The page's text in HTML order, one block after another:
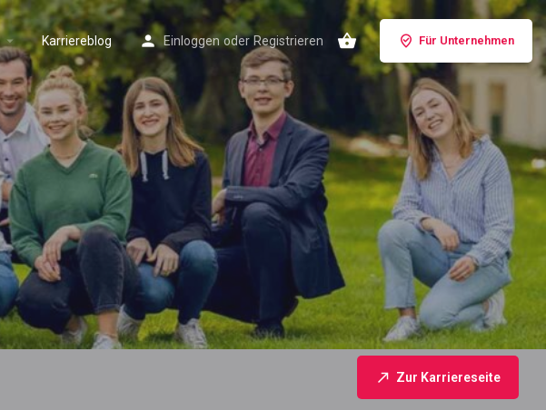
Karriereblog Einloggen oder Registrieren Für Unternehmen
Zur Karriereseite